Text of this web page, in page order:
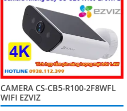
CAMERA CS-CB5-R100-2F8WFL
WIFI EZVIZ